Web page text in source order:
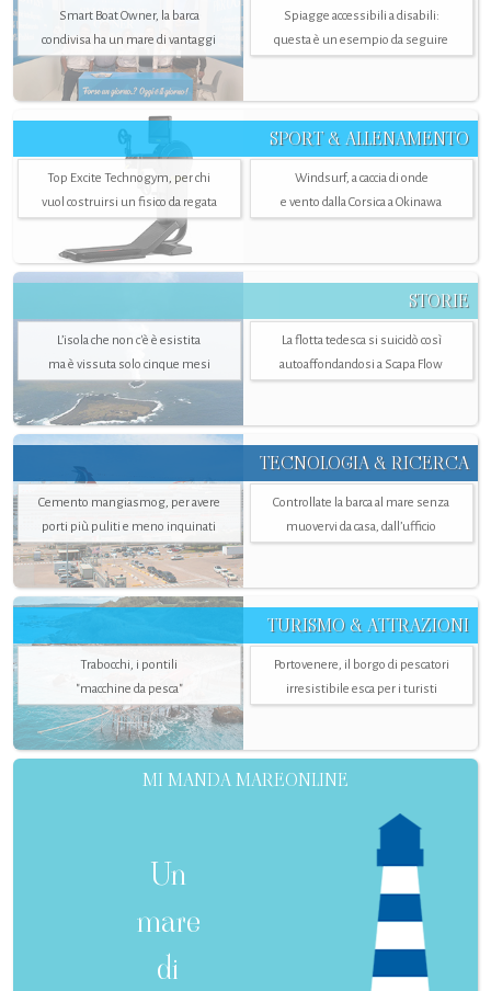
Smart Boat Owner, la barca
condivisa ha un mare di vantaggi
Spiagge accessibili a disabili:
questa è un esempio da seguire
SPORT & ALLENAMENTO
Top Excite Technogym, per chi
vuol costruirsi un fisico da regata
Windsurf, a caccia di onde
e vento dalla Corsica a Okinawa
STORIE
L’isola che non c'è è esistita
ma è vissuta solo cinque mesi
La flotta tedesca si suicidò così
autoaffondandosi a Scapa Flow
TECNOLOGIA & RICERCA
Cemento mangiasmog, per avere
porti più puliti e meno inquinati
Controllate la barca al mare senza
muovervi da casa, dall’ufficio
TURISMO & ATTRAZIONI
Trabocchi, i pontili
"macchine da pesca"
Portovenere, il borgo di pescatori
irresistibile esca per i turisti
MI MANDA MAREONLINE
Un
mare
di